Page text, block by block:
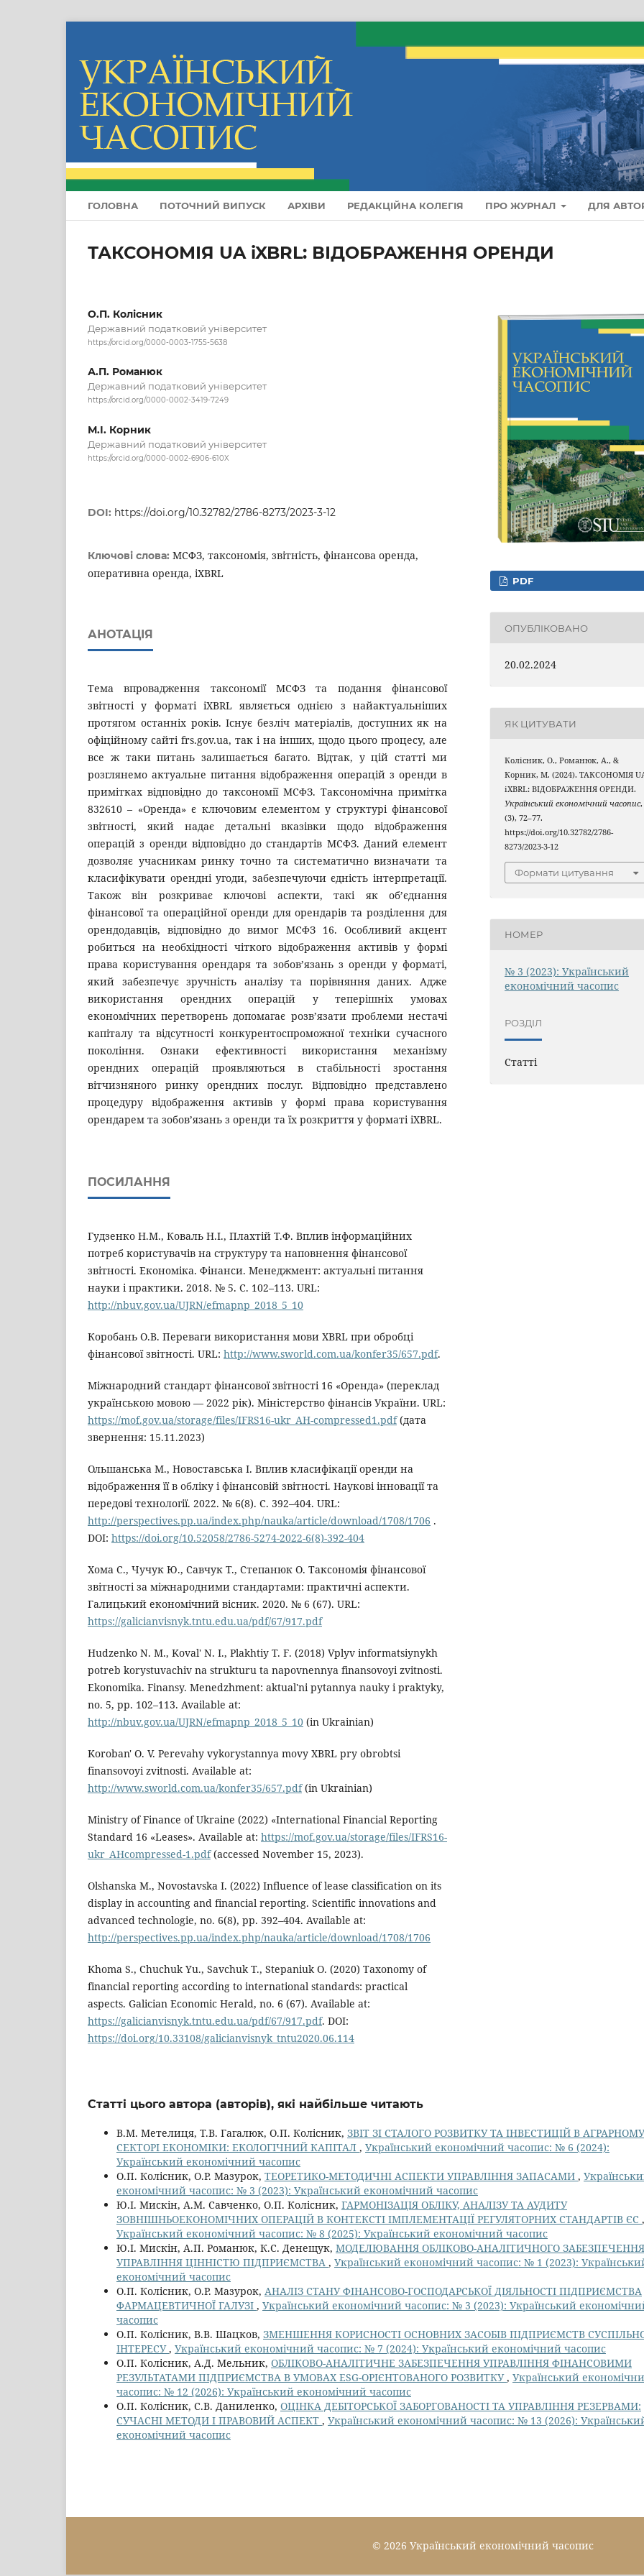
ГОЛОВНА ПОТОЧНИЙ ВИПУСК АРХІВИ РЕДАКЦІЙНА КОЛЕГІЯ ПРО ЖУРНАЛ ДЛЯ
ТАКСОНОМІЯ UA iXBRL: ВІДОБРАЖЕННЯ ОРЕНДИ
О.П. Колісник
Державний податковий університет
https://orcid.org/0000-0003-1755-5638
А.П. Романюк
Державний податковий університет
https://orcid.org/0000-0002-3419-7249
М.І. Корник
Державний податковий університет
https://orcid.org/0000-0002-6906-610X
DOI: https://doi.org/10.32782/2786-8273/2023-3-12
Ключові слова: МСФЗ, таксономія, звітність, фінансова оренда,
оперативна оренда, iXBRL
АНОТАЦІЯ
Тема впровадження таксономії МСФЗ та подання фінансової
звітності у форматі iXBRL являється однією з найактуальніших
протягом останніх років. Існує безліч матеріалів, доступних як на
офіційному сайті frs.gov.ua, так і на інших, щодо цього процесу, але
все ж таки питань залишається багато. Відтак, у цій статті ми
розглянемо актуальне питання відображення операцій з оренди в
примітках відповідно до таксономії МСФЗ. Таксономічна примітка
832610 – «Оренда» є ключовим елементом у структурі фінансової
звітності, який надає детальні вказівки щодо відображення
операцій з оренди відповідно до стандартів МСФЗ. Даний елемент
дозволяє учасникам ринку точно та систематично визначати та
класифікувати орендні угоди, забезпечуючи єдність інтерпретації.
Також він розкриває ключові аспекти, такі як об’єднання
фінансової та операційної оренди для орендарів та розділення для
орендодавців, відповідно до вимог МСФЗ 16. Особливий акцент
робиться на необхідності чіткого відображення активів у формі
права користування орендаря та зобов’язань з оренди у форматі,
який забезпечує зручність аналізу та порівняння даних. Адже
використання орендних операцій у теперішніх умовах
економічних перетворень допомагає розв’язати проблеми нестачі
капіталу та відсутності конкурентоспроможної техніки сучасного
покоління. Ознаки ефективності використання механізму
орендних операцій проявляються в стабільності зростання
вітчизняного ринку орендних послуг. Відповідно представлено
процедуру відображення активів у формі права користування
орендарем та зобов’язань з оренди та їх розкриття у форматі iXBRL.
ПОСИЛАННЯ
Гудзенко Н.М., Коваль Н.І., Плахтій Т.Ф. Вплив інформаційних
потреб користувачів на структуру та наповнення фінансової
звітності. Економіка. Фінанси. Менеджмент: актуальні питання
науки і практики. 2018. № 5. С. 102–113. URL:
http://nbuv.gov.ua/UJRN/efmapnp_2018_5_10
Коробань О.В. Переваги використання мови XBRL при обробці
фінансової звітності. URL: http://www.sworld.com.ua/konfer35/657.pdf.
Міжнародний стандарт фінансової звітності 16 «Оренда» (переклад
українською мовою — 2022 рік). Міністерство фінансів України. URL:
https://mof.gov.ua/storage/files/IFRS16-ukr_AH-compressed1.pdf(дата
звернення: 15.11.2023)
Ольшанська М., Новоставська І. Вплив класифікації оренди на
відображення її в обліку і фінансовій звітності. Наукові інновації та
передові технології. 2022. № 6(8). С. 392–404. URL:
http://perspectives.pp.ua/index.php/nauka/article/download/1708/1706 .
DOI: https://doi.org/10.52058/2786-5274-2022-6(8)-392-404
Хома С., Чучук Ю., Савчук Т., Степанюк О. Таксономія фінансової
звітності за міжнародними стандартами: практичні аспекти.
Галицький економічний вісник. 2020. № 6 (67). URL:
https://galicianvisnyk.tntu.edu.ua/pdf/67/917.pdf
Hudzenko N. M., Koval' N. I., Plakhtiy T. F. (2018) Vplyv informatsiynykh
potreb korystuvachiv na strukturu ta napovnennya finansovoyi zvitnosti.
Ekonomika. Finansy. Menedzhment: aktual'ni pytannya nauky i praktyky,
no. 5, pp. 102–113. Available at:
http://nbuv.gov.ua/UJRN/efmapnp_2018_5_10 (in Ukrainian)
Koroban' O. V. Perevahy vykorystannya movy XBRL pry obrobtsi
finansovoyi zvitnosti. Available at:
http://www.sworld.com.ua/konfer35/657.pdf(in Ukrainian)
Ministry of Finance of Ukraine (2022) «International Financial Reporting
Standard 16 «Leases». Available at: https://mof.gov.ua/storage/files/IFRS16-
ukr_AHcompressed-1.pdf(accessed November 15, 2023).
Olshanska M., Novostavska I. (2022) Influence of lease classification on its
display in accounting and financial reporting. Scientific innovations and
advanced technologie, no. 6(8), pp. 392–404. Available at:
http://perspectives.pp.ua/index.php/nauka/article/download/1708/1706
Khoma S., Chuchuk Yu., Savchuk T., Stepaniuk O. (2020) Taxonomy of
financial reporting according to international standards: practical
aspects. Galician Economic Herald, no. 6 (67). Available at:
https://galicianvisnyk.tntu.edu.ua/pdf/67/917.pdf. DOI:
https://doi.org/10.33108/galicianvisnyk_tntu2020.06.114
PDF
ОПУБЛІКОВАНО
20.02.2024
ЯК ЦИТУВАТИ
Колісник, О., Романюк, А., &
Корник, М. (2024). ТАКСОНОМІЯ
iXBRL: ВІДОБРАЖЕННЯ ОРЕНДИ.
Український економічний часопис,
(3), 72–77.
https://doi.org/10.32782/2786-
8273/2023-3-12
Формати цитування
НОМЕР
№ 3 (2023): Український
економічний часопис
РОЗДІЛ
Статті
Статті цього автора (авторів), які найбільше читають
В.М. Метелиця, Т.В. Гагалюк, О.П. Колісник, ЗВІТ ЗІ СТАЛОГО РОЗВИТКУ ТА ІНВЕСТИЦІЙ В АГРАРНОМУ
СЕКТОРІ ЕКОНОМІКИ: ЕКОЛОГІЧНИЙ КАПІТАЛ , Український економічний часопис: № 6 (2024):
Український економічний часопис
О.П. Колісник, О.Р. Мазурок, ТЕОРЕТИКО-МЕТОДИЧНІ АСПЕКТИ УПРАВЛІННЯ ЗАПАСАМИ ,
економічний часопис: № 3 (2023): Український економічний часопис
Ю.І. Мискін, А.М. Савченко, О.П. Колісник, ГАРМОНІЗАЦІЯ ОБЛІКУ, АНАЛІЗУ ТА АУДИТУ
ЗОВНІШНЬОЕКОНОМІЧНИХ ОПЕРАЦІЙ В КОНТЕКСТІ ІМПЛЕМЕНТАЦІЇ РЕГУЛЯТОРНИХ СТАНДАРТІВ ЄС ,
Український економічний часопис: № 8 (2025): Український економічний часопис
Ю.І. Мискін, А.П. Романюк, К.С. Денещук, МОДЕЛЮВАННЯ ОБЛІКОВО-АНАЛІТИЧНОГО ЗАБЕЗПЕЧЕННЯ
УПРАВЛІННЯ ЦІННІСТЮ ПІДПРИЄМСТВА , Український економічний часопис: № 1 (2023):
економічний часопис
О.П. Колісник, О.Р. Мазурок, АНАЛІЗ СТАНУ ФІНАНСОВО-ГОСПОДАРСЬКОЇ ДІЯЛЬНОСТІ ПІДПРИЄМСТВА
ФАРМАЦЕВТИЧНОЇ ГАЛУЗІ , Український економічний часопис: № 3 (2023): Український
часопис
О.П. Колісник, В.В. Шацков, ЗМЕНШЕННЯ КОРИСНОСТІ ОСНОВНИХ ЗАСОБІВ ПІДПРИЄМСТВ
ІНТЕРЕСУ, Український економічний часопис: № 7 (2024): Український економічний часопис
О.П. Колісник, А.Д. Мельник, ОБЛІКОВО-АНАЛІТИЧНЕ ЗАБЕЗПЕЧЕННЯ УПРАВЛІННЯ ФІНАНСОВИМИ
РЕЗУЛЬТАТАМИ ПІДПРИЄМСТВА В УМОВАХ ESG-ОРІЄНТОВАНОГО РОЗВИТКУ, Український
часопис: № 12 (2026): Український економічний часопис
О.П. Колісник, С.В. Даниленко, ОЦІНКА ДЕБІТОРСЬКОЇ ЗАБОРГОВАНОСТІ ТА УПРАВЛІННЯ РЕЗЕРВАМИ:
СУЧАСНІ МЕТОДИ І ПРАВОВИЙ АСПЕКТ , Український економічний часопис: № 13 (2026):
економічний часопис
© 2026 Український економічний часопис